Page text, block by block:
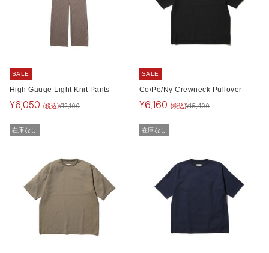
SALE
High Gauge Light Knit Pants
¥6,050 (税込)¥12,100
SALE
Co/Pe/Ny Crewneck Pullover
¥6,160 (税込)¥15,400
在庫なし 在庫なし